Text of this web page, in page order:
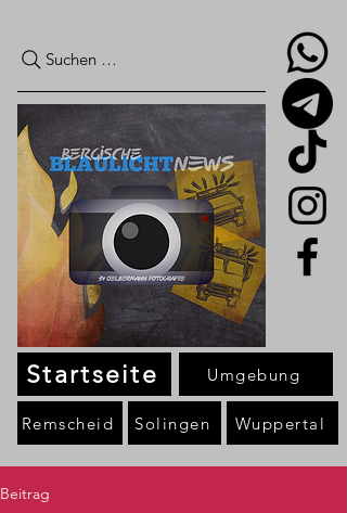
Suchen …
Startseite
Remscheid Solingen Wuppertal
Umgebung
Beitrag